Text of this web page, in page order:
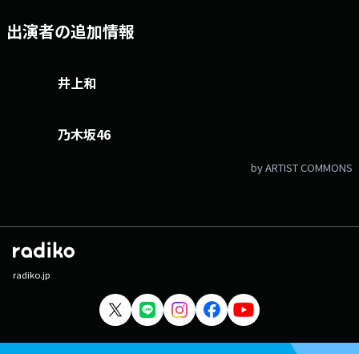
出演者の追加情報
井上和
乃木坂46
by ARTIST COMMONS
radiko.jp